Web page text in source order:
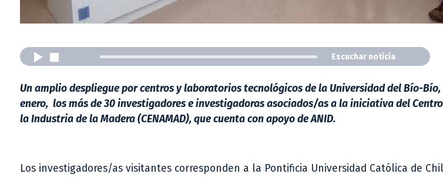
Escuchar noticia
Un amplio despliegue por centros y laboratorios tecnológicos de la Universidad del Bío-Bío,
enero, los más de 30 investigadores e investigadoras asociados/as a la iniciativadel
la Industria de la Madera (CENAMAD), que cuenta con apoyo de ANID.
Los investigadores/as visitantes corresponden a la Pontificia Universidad Católica de